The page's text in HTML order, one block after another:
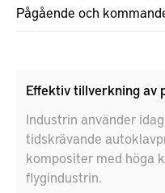
Pågående och
Effektiv tillverkning av
Industrin använder
tidskrävande
kompositer med höga
flygindustrin.